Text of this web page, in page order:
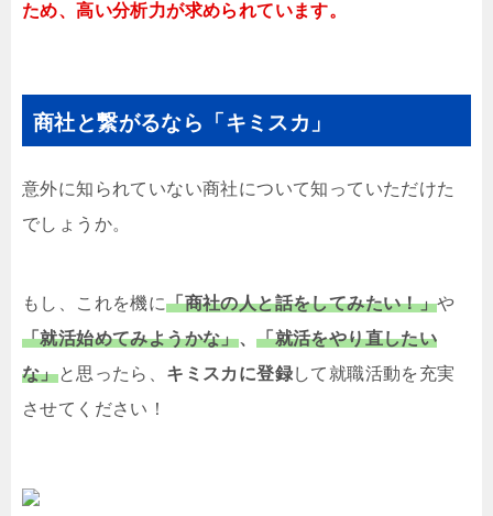
ため、高い分析力が求められています。
商社と繋がるなら「キミスカ」
意外に知られていない商社について知っていただけた
でしょうか。
もし、これを機に「商社の人と話をしてみたい！」や
「就活始めてみようかな」、「就活をやり直したい
な」と思ったら、 キミスカに登録して就職活動を充実
させてください！